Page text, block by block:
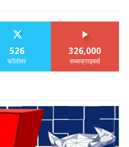
526
फॉलोवर
326,000
सब्सक्राइबर्स